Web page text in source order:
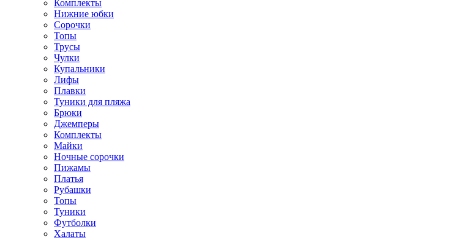
Комплекты
Нижние юбки
Сорочки
Топы
Трусы
Чулки
Купальники
Лифы
Плавки
Туники для пляжа
Брюки
Джемперы
Комплекты
Майки
Ночные сорочки
Пижамы
Платья
Рубашки
Топы
Туники
Футболки
Халаты